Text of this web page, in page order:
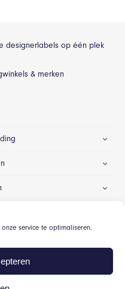
service te optimaliseren.
designerlabels op één plek
& merken